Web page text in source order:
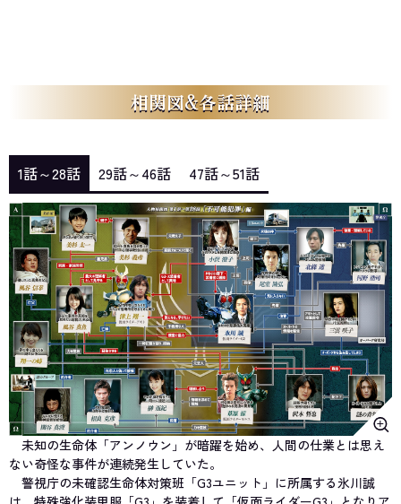
相関図&各話詳細
1話～28話 29話～46話 47話～51話
未知の生命体「アンノウン」が暗躍を始め、人間の仕業とは思え
ない奇怪な事件が連続発生していた。
警視庁の未確認生命体対策班「G3ユニット」に所属する氷川誠